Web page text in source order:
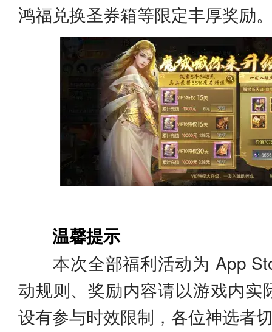
鸿福兑换圣券箱等限定丰厚奖励
温馨提示
本次全部福利活动为 App
动规则、奖励内容请以游戏内实
设有参与时效限制，各位神选者